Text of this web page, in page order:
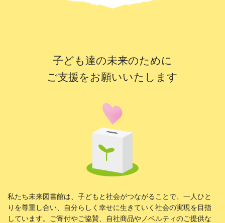
子ども達の未来のために
ご支援をお願いいたします
私たち未来図書館は、子どもと社会がつながることで、一人ひと
りを尊重し合い、自分らしく幸せに生きていく社会の実現を目指
しています。ご寄付やご協賛、自社商品やノベルティのご提供な